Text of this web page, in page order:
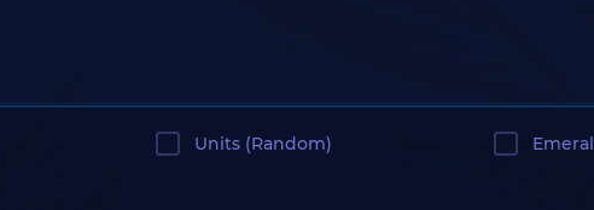
Units (Random)